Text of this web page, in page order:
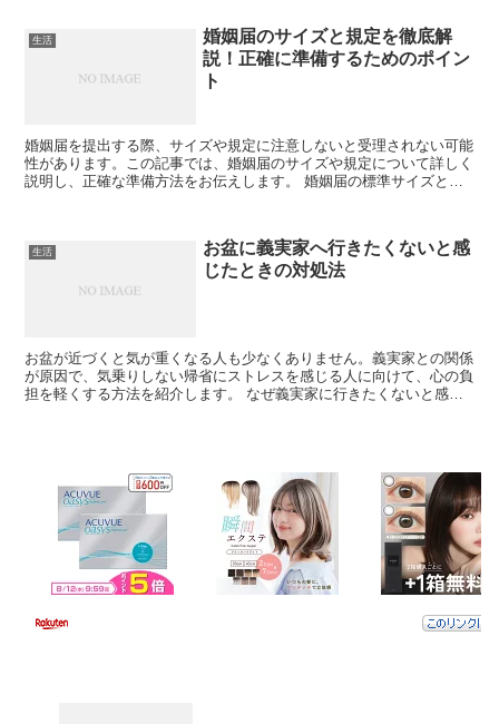
生活
婚姻届のサイズと規定を徹底解
説！正確に準備するためのポイン
ト
婚姻届を提出する際、サイズや規定に注意しないと受理されない可能
性があります。この記事では、婚姻届のサイズや規定について詳しく
説明し、正確な準備方法をお伝えします。 婚姻届の標準サイズと
生活
お盆に義実家へ行きたくないと感
じたときの対処法
お盆が近づくと気が重くなる人も少なくありません。義実家との関係
が原因で、気乗りしない帰省にストレスを感じる人に向けて、心の負
担を軽くする方法を紹介します。 なぜ義実家に行きたくないと感じ